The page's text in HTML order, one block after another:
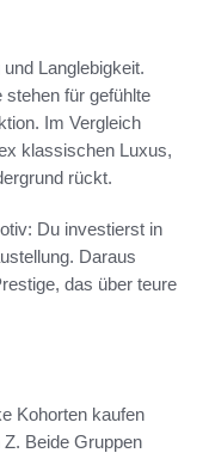
Langlebigkeit.
stehen für gefühlte
Im Vergleich
klassischen Luxus,
rückt.
Du investierst in
Daraus
das über teure
Kohorten kaufen
Beide Gruppen